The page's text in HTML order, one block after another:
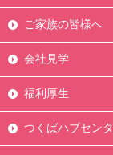
ご家族の皆様へ
会社見学
福利厚生
つくばハブセン